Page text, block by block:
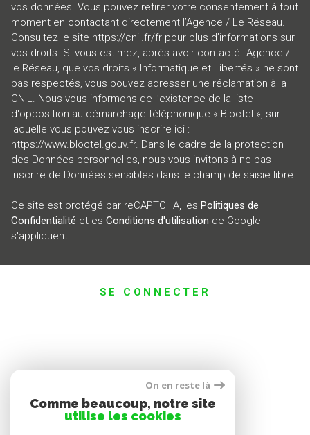
vos données. Vous pouvez retirer votre consentement à tout
moment en contactant directement l’Agence / Le Réseau.
Consultez le site https://cnil.fr/fr pour plus d’informations sur
vos droits. Si vous estimez, après avoir contacté l'Agence /
le Réseau, que vos droits « Informatique et Libertés » ne sont
pas respectés, vous pouvez adresser une réclamation à la
CNIL. Nous vous informons de l’existence de la liste
d'opposition au démarchage téléphonique « Bloctel », sur
laquelle vous pouvez vous inscrire ici :
https://www.bloctel.gouv.fr. Dans le cadre de la protection
des Données personnelles, nous vous invitons à ne pas
inscrire de Données sensibles dans le champ de saisie libre.
Ce site est protégé par reCAPTCHA, les Politiques de
Confidentialité et es Conditions d'utilisation de Google
s'appliquent.
SE CONNECTER
On en reste là
Comme beaucoup, notre site
utilise les cookies